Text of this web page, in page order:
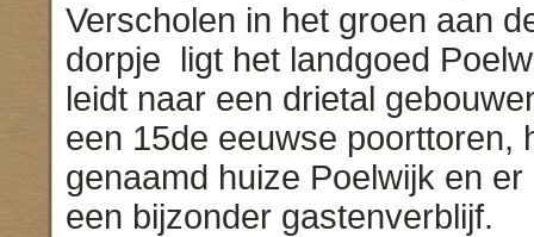
Verscholen in het groen aan
dorpje ligt het landgoed
leidt naar een drietal
een 15de eeuwse poorttoren,
genaamd huize Poelwijk en
een bijzonder gastenverblijf.